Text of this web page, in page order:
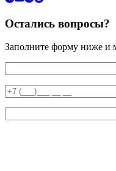
Остались вопросы?
Заполните форму ниже и